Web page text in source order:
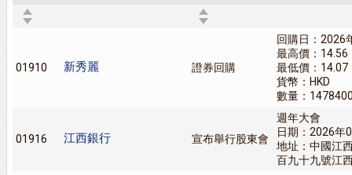
01910 新秀麗 證券回購
回購日：2026
最高價：14.56
最低價：14.07
貨幣：HKD
數量：
01916 江西銀行 宣布舉行股東會
週年大會
日期：2026年
地址：中國江
百九十九號江